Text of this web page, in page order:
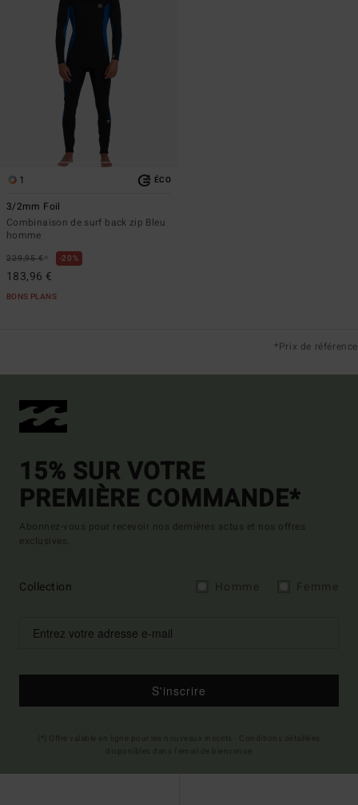
1 ÉCO
3/2mm Foil
Combinaison de surf back zip Bleu
homme
229,95 €* 20%
183,96 €
BONS PLANS
*Prix de référence
15% SUR VOTRE
PREMIÈRE COMMANDE*
Abonnez-vous pour recevoir nos dernières actus et nos offres
exclusives.
Collection
S'inscrire